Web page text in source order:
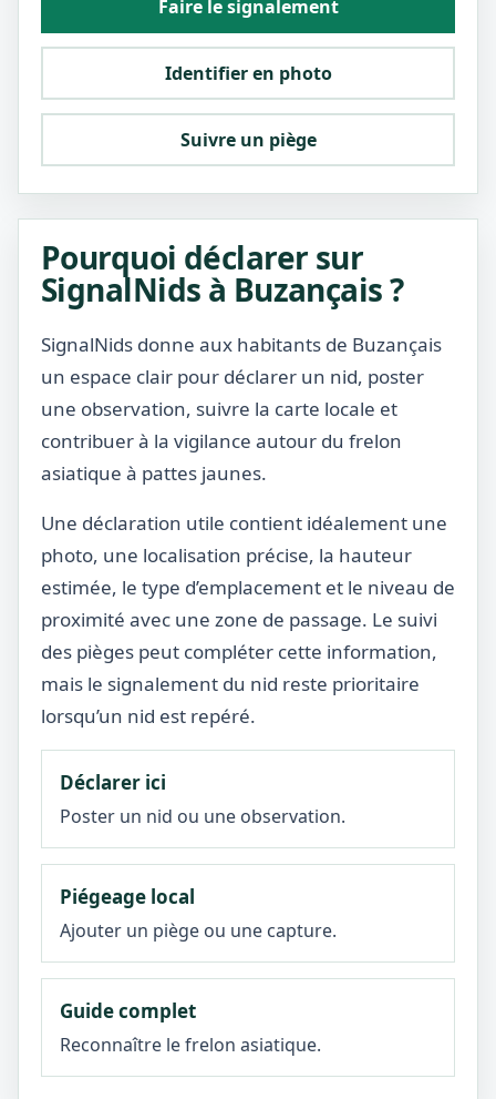
Faire le signalement
Identifier en photo
Suivre un piège
Pourquoi déclarer sur
SignalNids à Buzançais ?
SignalNids donne aux habitants de Buzançais
un espace clair pour déclarer un nid, poster
une observation, suivre la carte locale et
contribuer à la vigilance autour du frelon
asiatique à pattes jaunes.
Une déclaration utile contient idéalement une
photo, une localisation précise, la hauteur
estimée, le type d’emplacement et le niveau de
proximité avec une zone de passage. Le suivi
des pièges peut compléter cette information,
mais le signalement du nid reste prioritaire
lorsqu’un nid est repéré.
Déclarer ici
Poster un nid ou une observation.
Piégeage local
Ajouter un piège ou une capture.
Guide complet
Reconnaître le frelon asiatique.